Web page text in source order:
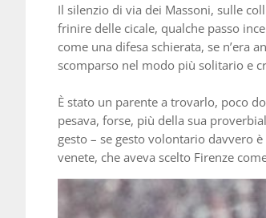
Il silenzio di via dei Massoni, sulle
frinire delle cicale, qualche passo
come una difesa schierata, se n’era
scomparso nel modo più solitario e
È stato un parente a trovarlo, poco
pesava, forse, più della sua
gesto – se gesto volontario davvero
venete, che aveva scelto Firenze